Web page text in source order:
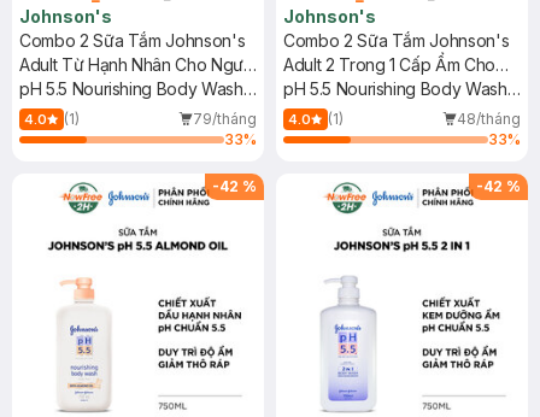
Johnson's
Combo 2 Sữa Tắm Johnson's
Adult Từ Hạnh Nhân Cho Người
Lớn 750ml
pH 5.5 Nourishing Body Wash
With Almond Oil
4.0 (1)
79/tháng
33%
Johnson's
Combo 2 Sữa Tắm Johnson's
Adult 2 Trong 1 Cấp Ẩm Cho
Người Lớn 750ml
pH 5.5 Nourishing Body Wash
With Moisturizers
4.0 (1)
48/tháng
33%
-42 % -42 %